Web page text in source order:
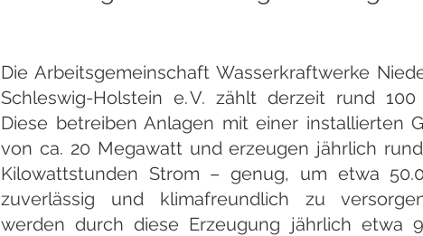
Die Arbeitsgemeinschaft Wasserkraftwerke
Schleswig-Holstein e. V. zählt derzeit rund 100
Diese betreiben Anlagen mit einer installierten
von ca. 20 Megawatt und erzeugen jährlich
Kilowattstunden Strom – genug, um etwa
zuverlässig und klimafreundlich zu
werden durch diese Erzeugung jährlich etwa